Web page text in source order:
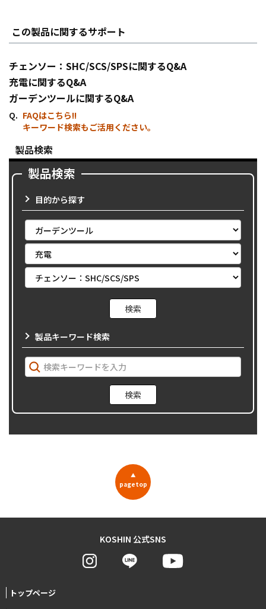
この製品に関するサポート
チェンソー：SHC/SCS/SPSに関するQ&A
充電に関するQ&A
ガーデンツールに関するQ&A
FAQはこちら!!
キーワード検索もご活用ください。
製品検索
製品検索
目的から探す
製品キーワード検索
▲
pagetop
KOSHIN 公式SNS
トップページ